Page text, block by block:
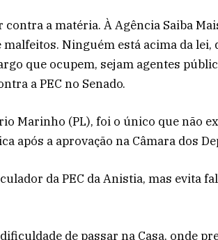
contra a matéria. À Agência Saiba
Ninguém está acima da lei,
que ocupem, sejam agentes
a PEC no Senado.
Marinho (PL), foi o único que não
após a aprovação na Câmara dos
da PEC da Anistia, mas evita
de passar na Casa, onde